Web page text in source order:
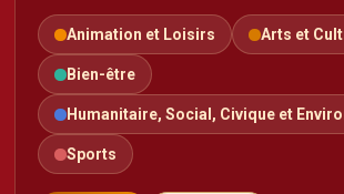
Animation et Loisirs Arts et
Bien-être
Humanitaire, Social, Civique et
Sports